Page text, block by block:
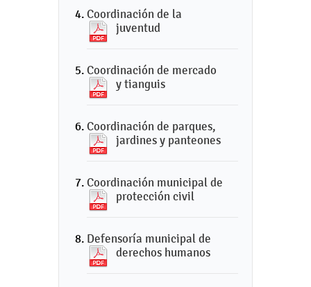
Coordinación de la
juventud
Coordinación de mercado
y tianguis
Coordinación de parques,
jardines y panteones
Coordinación municipal de
protección civil
Defensoría municipal de
derechos humanos